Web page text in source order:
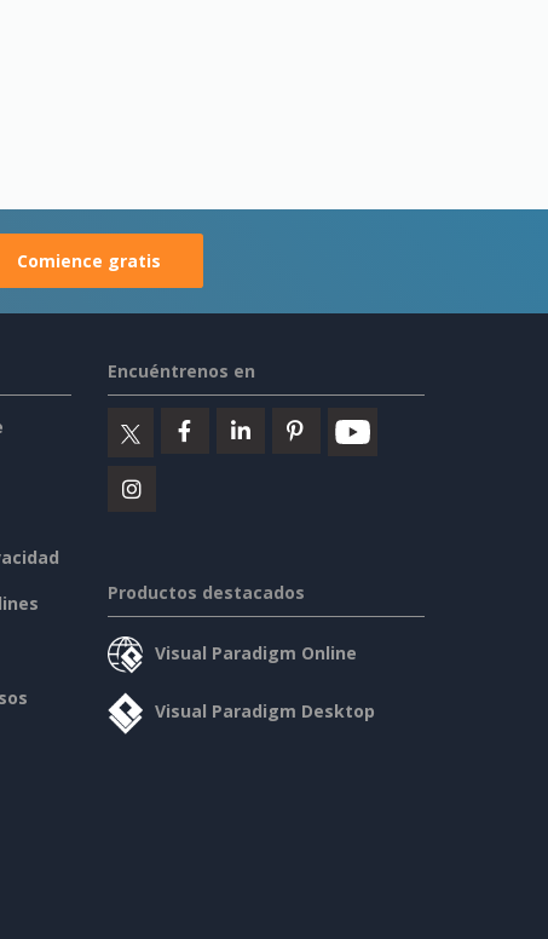
Comience gratis
Encuéntrenos en
Productos destacados
Visual Paradigm Online
Visual Paradigm Desktop